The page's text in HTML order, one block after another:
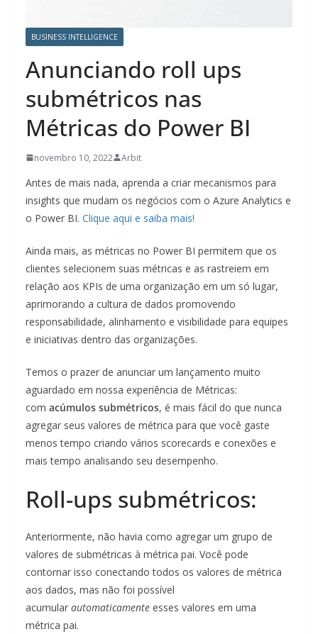
BUSINESS INTELLIGENCE
Anunciando roll ups
submétricos nas
Métricas do Power BI
novembro 10, 2022 Arbit
Antes de mais nada, aprenda a criar mecanismos para
insights que mudam os negócios com o Azure Analytics e
o Power BI. Clique aqui e saiba mais!
Ainda mais, as métricas no Power BI permitem que os
clientes selecionem suas métricas e as rastreiem em
relação aos KPIs de uma organização em um só lugar,
aprimorando a cultura de dados promovendo
responsabilidade, alinhamento e visibilidade para equipes
e iniciativas dentro das organizações.
Temos o prazer de anunciar um lançamento muito
aguardado em nossa experiência de Métricas:
com acúmulos submétricos, é mais fácil do que nunca
agregar seus valores de métrica para que você gaste
menos tempo criando vários scorecards e conexões e
mais tempo analisando seu desempenho.
Roll-ups submétricos:
Anteriormente, não havia como agregar um grupo de
valores de submétricas à métrica pai. Você pode
contornar isso conectando todos os valores de métrica
aos dados, mas não foi possível
acumular automaticamente esses valores em uma
métrica pai.